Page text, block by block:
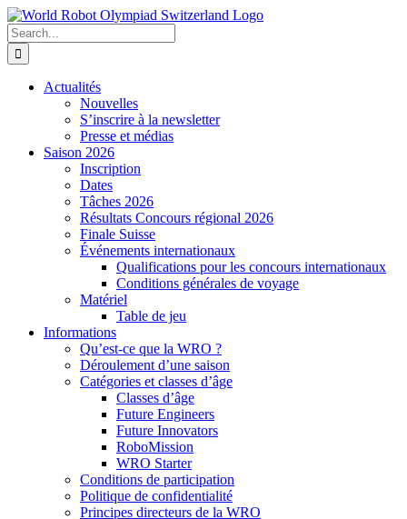
Skip
to
content
Search
for:
Actualités
Nouvelles
S’inscrire à la newsletter
Presse et médias
Saison 2026
Inscription
Dates
Tâches 2026
Résultats Concours régional 2026
Finale Suisse
Événements internationaux
Qualifications pour les concours internationaux
Conditions générales de voyage
Matériel
Table de jeu
Informations
Qu’est-ce que la WRO ?
Déroulement d’une saison
Catégories et classes d’âge
Classes d’âge
Future Engineers
Future Innovators
RoboMission
WRO Starter
Conditions de participation
Politique de confidentialité
Principes directeurs de la WRO